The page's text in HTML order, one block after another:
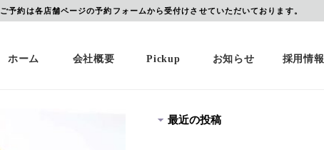
ホーム 会社概要 Pickup お知らせ 採用情報
ご予約は各店舗ページの予約フォームから受付けさせていただいております。
最近の投稿